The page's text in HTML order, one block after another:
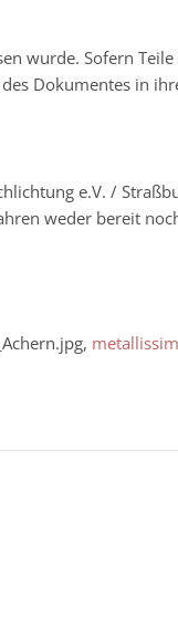
wurde. Sofern
Dokumentes in
e.V. /
weder bereit